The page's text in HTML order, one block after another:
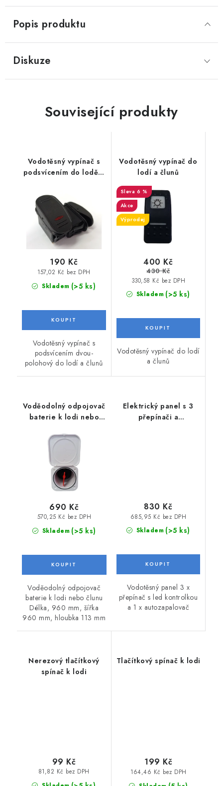
ZNAČKY
Popis produktu
Diskuze
Související produkty
Vodotěsný vypínač s
podsvícením do lodě a
Skladem (>5 ks)
157,02 Kč bez DPH
190 Kč
Vodotěsný vypínač s
podsvícením dvou-
polohový do lodí a člunů
Vodotěsný vypínač do
lodí a člunů
6 %
Akce
Výprodej
Skladem (>5 ks)
330,58 Kč bez DPH
400 Kč
430 Kč
Vodotěsný vypínač do lodí
a člunů
Voděodolný odpojovač
baterie k lodi nebo
Skladem (>5 ks)
570,25 Kč bez DPH
690 Kč
Voděodolný odpojovač
baterie k lodi nebo člunu
Délka, 960 mm, šířka
960 mm, hloubka 113 mm
Elektrický panel s 3
přepínači a
Skladem (>5 ks)
685,95 Kč bez DPH
830 Kč
Vodotěsný panel 3 x
přepínač s led kontrolkou
a 1 x autozapalovač
Nerezový tlačítkový
spínač k lodi
81,82 Kč bez DPH
99 Kč
Tlačítkový spínač k lodi
164,46 Kč bez DPH
199 Kč